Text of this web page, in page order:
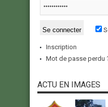
Inscription
Mot de passe perdu
ACTU EN IMAGES